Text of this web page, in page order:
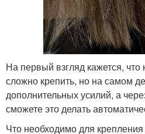
На первый взгляд кажется,
сложно крепить, но на самом
дополнительных усилий, а
сможете это делать
Что необходимо для крепления